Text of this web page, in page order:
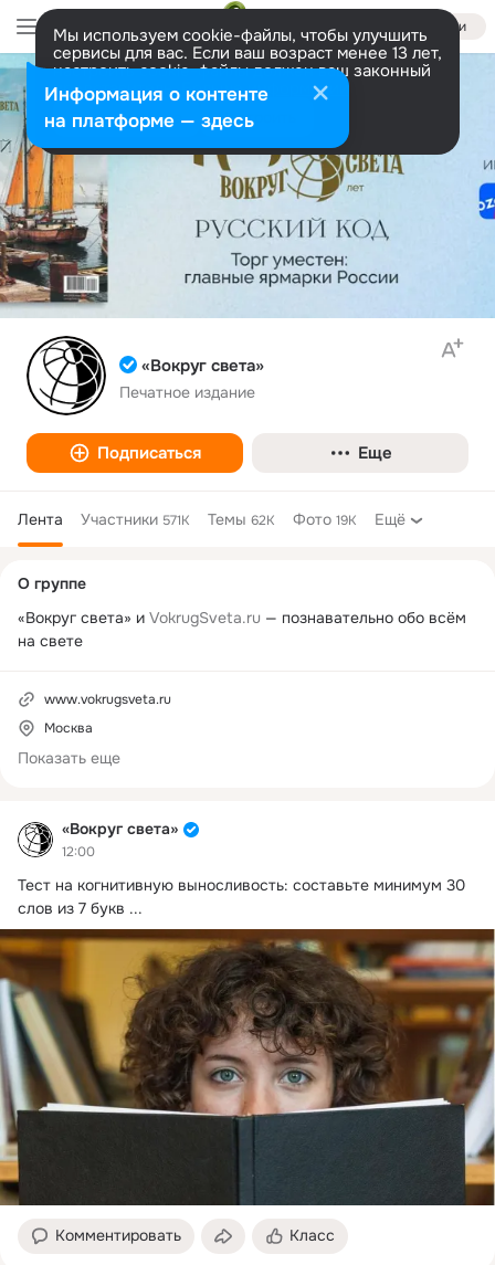
Войти
Мы используем cookie-файлы, чтобы улучшить
сервисы для вас. Если ваш возраст менее 13 лет,
настроить cookie-файлы должен ваш законный
представитель. Больше информации
Разрешить все Настроить
«Вокруг света»
Печатное издание
Подписаться Еще
Лента Участники 571K Темы 62K Фото 19K Ещё
«Вокруг света»
12:00
Тест на когнитивную выносливость: составьте минимум 30
слов из 7 букв ...
Комментировать Класс
колонка
О группе
«Вокруг света» и VokrugSveta.ru — познавательно обо всём
на свете
www.vokrugsveta.ru
Москва
Показать еще
Информация о контенте
на платформе — здесь